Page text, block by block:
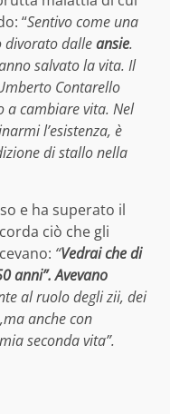
“Sentivo come una
divorato dalleansie.
salvato la vita. Il
Contarello
a cambiare vita. Nel
l’esistenza, è
di stallo nella
e ha superato il
ciò che gli
“Vedrai che di
anni”. Avevano
al ruolo degli zii, dei
anche con
seconda vita”.